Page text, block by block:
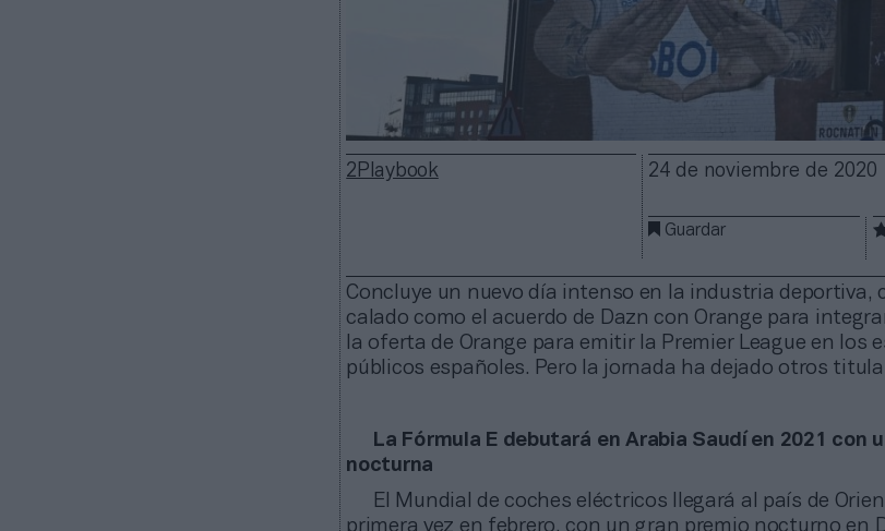
2Playbook 24 de noviembre de 2020
Guardar
Concluye un nuevo día intenso en la industria deportiva,
calado como el acuerdo de Dazn con Orange para
la oferta de Orange para emitir la Premier League en los
públicos españoles. Pero la jornada ha dejado otros
La Fórmula E debutará en Arabia Saudí en 2021 con
nocturna
El Mundial de coches eléctricos llegará al país de
primera vez en febrero, con un gran premio nocturno en